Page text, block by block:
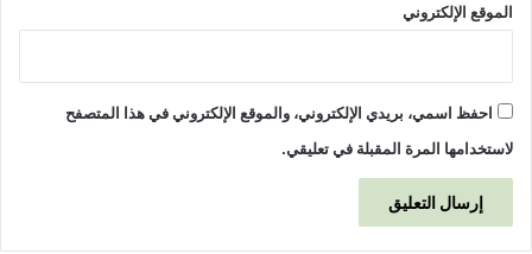
الموقع الإلكتروني
احفظ اسمي، بريدي الإلكتروني، والموقع الإلكتروني في هذا المتصفح
لاستخدامها المرة المقبلة في تعليقي.